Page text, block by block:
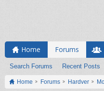
Home Forums
Search Forums Recent Posts
Home Forums Hardver